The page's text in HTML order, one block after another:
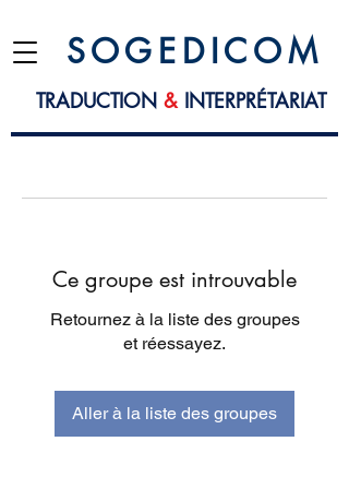
S O G E D I C O M
TRADUCTION &INTERPRÉTARIAT
Ce groupe est introuvable
Retournez à la liste des groupes
et réessayez.
Aller à la liste des groupes